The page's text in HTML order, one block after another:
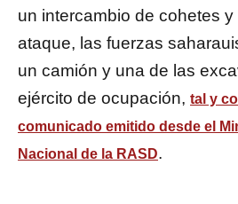
un intercambio de cohetes
ataque, las fuerzas
un camión y una de las
ejército de ocupación, tal y
comunicado emitido desde el
Nacional de la RASD.